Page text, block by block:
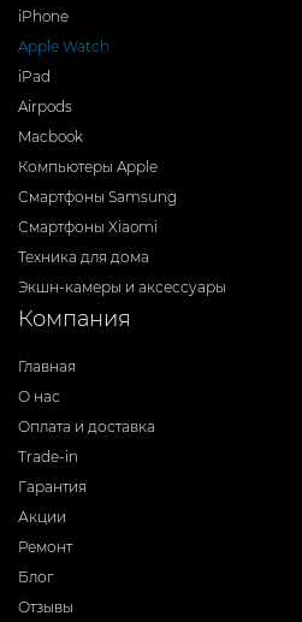
iPhone
Apple Watch
iPad
Airpods
Macbook
Компьютеры Apple
Смартфоны Samsung
Смартфоны Xiaomi
Техника для дома
Экшн-камеры и аксессуары
Компания
Главная
О нас
Оплата и доставка
Trade-in
Гарантия
Акции
Ремонт
Блог
Отзывы